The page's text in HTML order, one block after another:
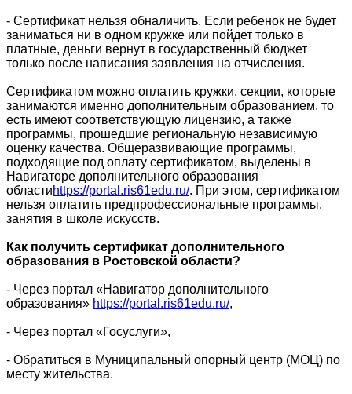
- Сертификат нельзя обналичить. Если ребенок не будет
заниматься ни в одном кружке или пойдет только в
платные, деньги вернут в государственный бюджет
только после написания заявления на отчисления.
Сертификатом можно оплатить кружки, секции, которые
занимаются именно дополнительным образованием, то
есть имеют соответствующую лицензию, а также
программы, прошедшие региональную независимую
оценку качества. Общеразвивающие программы,
подходящие под оплату сертификатом, выделены в
Навигаторе дополнительного образования
областиhttps://portal.ris61edu.ru/. При этом, сертификатом
нельзя оплатить предпрофессиональные программы,
занятия в школе искусств.
Как получить сертификат дополнительного
образования в Ростовской области?
- Через портал «Навигатор дополнительного
образования» https://portal.ris61edu.ru/,
- Через портал «Госуслуги»,
- Обратиться в Муниципальный опорный центр (МОЦ) по
месту жительства.